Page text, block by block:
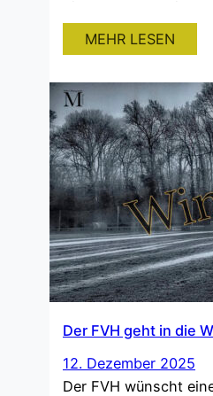
nach Basel, wo die
FC Basel live im
Stadionbesuch war
für alle Spieler und
Begeisterung, Spaß
Eindrücke. Solche
nicht…
MEHR LESEN
Der FVH geht in die
12. Dezember 2025
Der FVH wünscht